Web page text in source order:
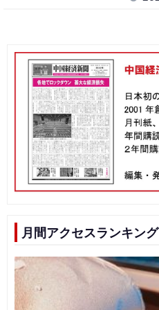
月間アクセスランキング